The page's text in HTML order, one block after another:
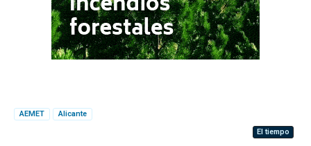
AEMET
Alicante
El tiempo